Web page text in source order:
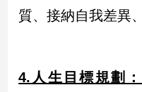
質、接納自我差異
4.人生目標規劃：